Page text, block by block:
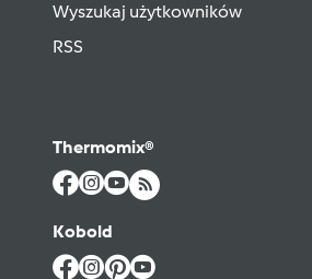
Wyszukaj użytkowników
RSS
Thermomix®
Kobold